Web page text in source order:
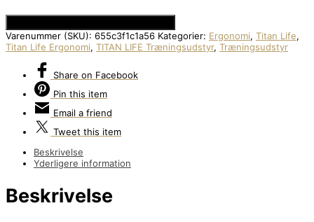
Varenummer (SKU): 655c3f1c1a56 Kategorier: Ergonomi, Titan Life,
Titan Life Ergonomi, TITAN LIFE Træningsudstyr, Træningsudstyr
Share on Facebook
Pin this item
Email a friend
Tweet this item
Beskrivelse
Yderligere information
Beskrivelse